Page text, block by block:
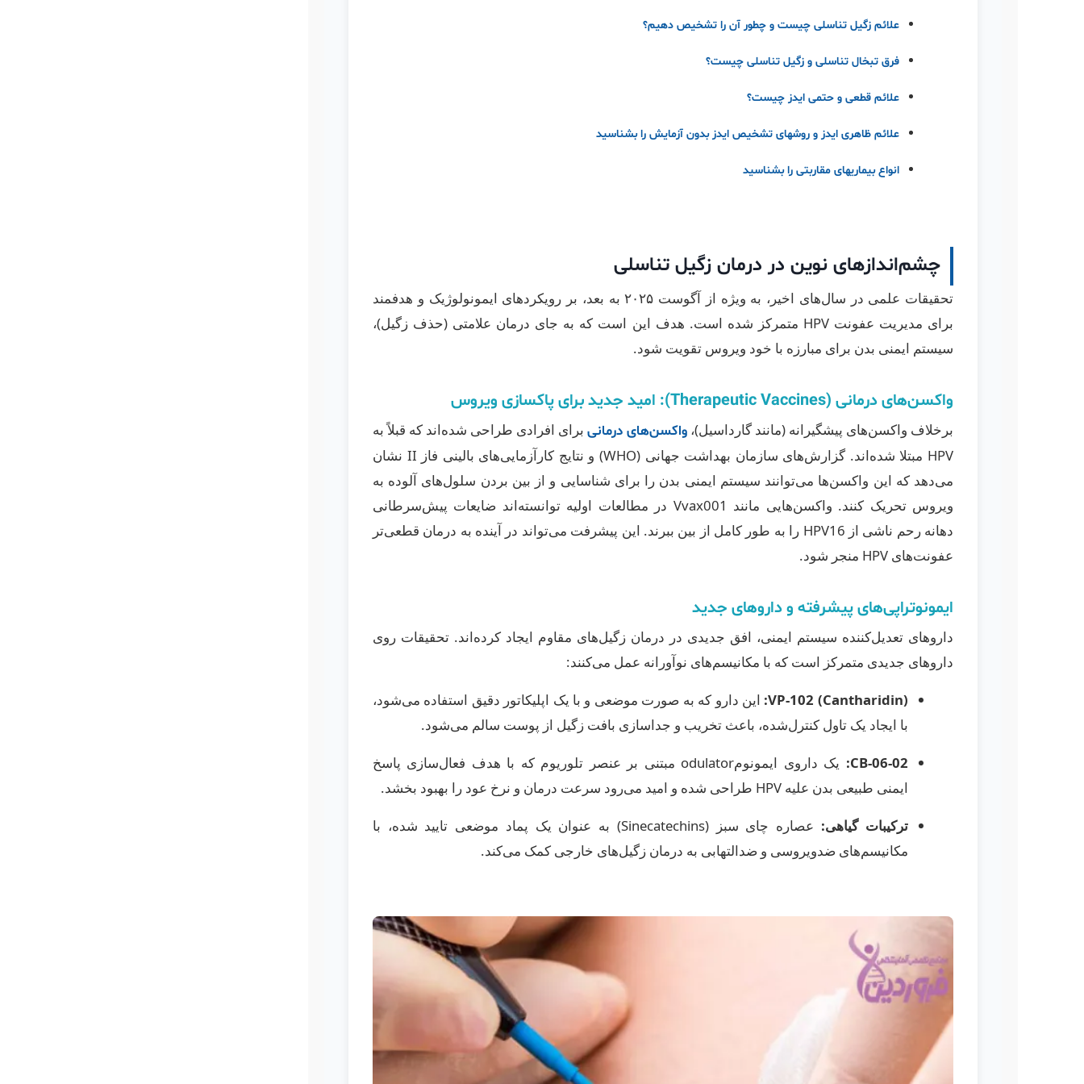
علائم زگیل تناسلی چیست و چطور آن را تشخیص دهیم؟
فرق تبخال تناسلی و زگیل تناسلی چیست؟
علائم قطعی و حتمی ایدز چیست؟
علائم ظاهری ایدز و روشهای تشخیص ایدز بدون آزمایش را بشناسید
انواع بیماریهای مقاربتی را بشناسید
چشم‌اندازهای نوین در درمان زگیل تناسلی
تحقیقات علمی در سال‌های اخیر، به ویژه از آگوست ۲۰۲۵ به بعد، بر رویکردهای ایمونولوژیک و هدفمند
برای مدیریت عفونت HPV متمرکز شده است. هدف این است که به جای درمان علامتی (حذف زگیل)،
سیستم ایمنی بدن برای مبارزه با خود ویروس تقویت شود.
واکسن‌های درمانی (Therapeutic Vaccines): امید جدید برای پاکسازی ویروس
برخلاف واکسن‌های پیشگیرانه (مانند گارداسیل)، واکسن‌های درمانی برای افرادی طراحی شده‌اند که قبلاً به
HPV مبتلا شده‌اند. گزارش‌های سازمان بهداشت جهانی (WHO) و نتایج کارآزمایی‌های بالینی فاز II نشان
می‌دهد که این واکسن‌ها می‌توانند سیستم ایمنی بدن را برای شناسایی و از بین بردن سلول‌های آلوده به
ویروس تحریک کنند. واکسن‌هایی مانند Vvax001 در مطالعات اولیه توانسته‌اند ضایعات پیش‌سرطانی
دهانه رحم ناشی از HPV16 را به طور کامل از بین ببرند. این پیشرفت می‌تواند در آینده به درمان قطعی‌تر
عفونت‌های HPV منجر شود.
ایمونوتراپی‌های پیشرفته و داروهای جدید
داروهای تعدیل‌کننده سیستم ایمنی، افق جدیدی در درمان زگیل‌های مقاوم ایجاد کرده‌اند. تحقیقات روی
داروهای جدیدی متمرکز است که با مکانیسم‌های نوآورانه عمل می‌کنند:
VP-102 (Cantharidin): این دارو که به صورت موضعی و با یک اپلیکاتور دقیق استفاده می‌شود،
با ایجاد یک تاول کنترل‌شده، باعث تخریب و جداسازی بافت زگیل از پوست سالم می‌شود.
CB-06-02:
یک داروی ایمونومodulator مبتنی بر عنصر تلوریوم که با هدف فعال‌سازی پاسخ
ایمنی طبیعی بدن علیه HPV طراحی شده و امید می‌رود سرعت درمان و نرخ عود را بهبود بخشد.
ترکیبات گیاهی:
عصاره چای سبز (Sinecatechins) به عنوان یک پماد موضعی تایید شده، با
مکانیسم‌های ضدویروسی و ضدالتهابی به درمان زگیل‌های خارجی کمک می‌کند.